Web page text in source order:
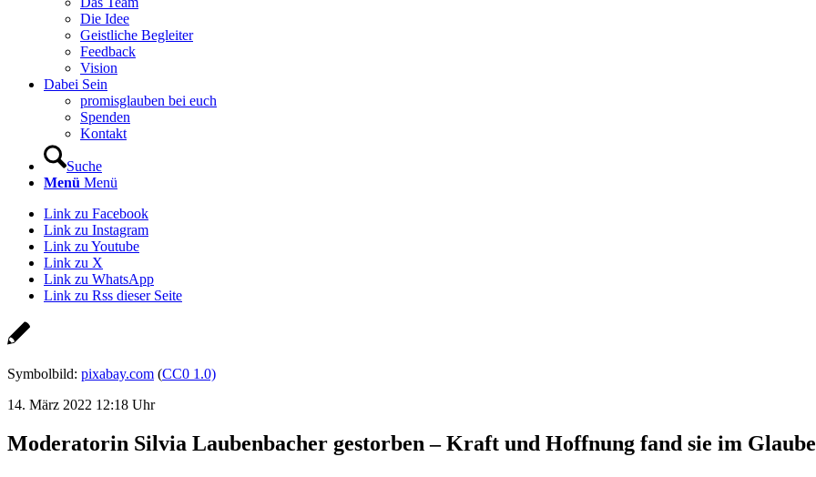
Die Idee
Geistliche Begleiter
Feedback
Vision
Dabei Sein
promisglauben bei euch
Spenden
Kontakt
Suche
Menü Menü
Link zu Facebook
Link zu Instagram
Link zu Youtube
Link zu X
Link zu WhatsApp
Link zu Rss dieser Seite
Symbolbild: pixabay.com (CC0 1.0)
14. März 2022 12:18 Uhr
Moderatorin Silvia Laubenbacher gestorben – Kraft und Hoffnung fand sie im